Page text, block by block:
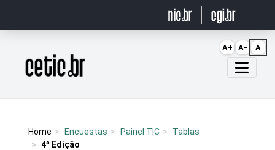
Página inicial
Home Encuestas Painel TIC
Tablas
4ª Edição
A+ A- A